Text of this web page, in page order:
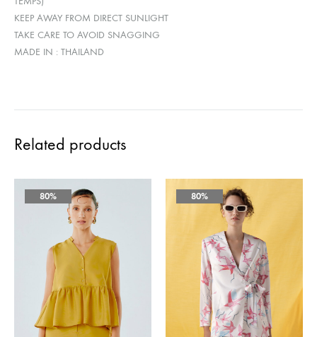
KEEP AWAY FROM DIRECT SUNLIGHT
TAKE CARE TO AVOID SNAGGING
MADE IN : THAILAND
Related products
80% 80%